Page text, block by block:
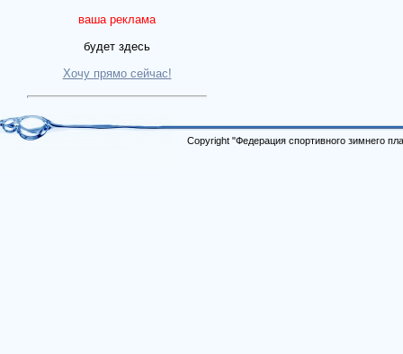
ваша реклама
будет здесь
Хочу прямо сейчас!
Copyright "Федерация спортивного зимнего